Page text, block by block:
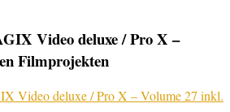
Video deluxe / Pro X –
Filmprojekten